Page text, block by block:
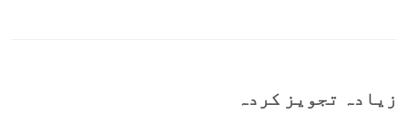
زیادہ تجویز کردہ